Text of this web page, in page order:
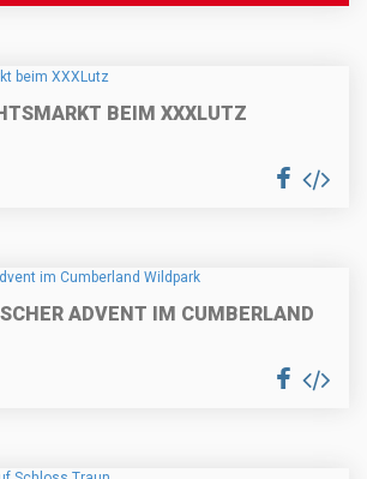
BEIM XXXLUTZ
ADVENT IM CUMBERLAND